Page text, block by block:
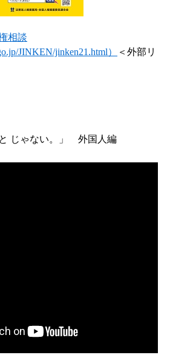
相談
JINKEN/jinken21.html）
＜外部リ
と じゃない。」 外国人編